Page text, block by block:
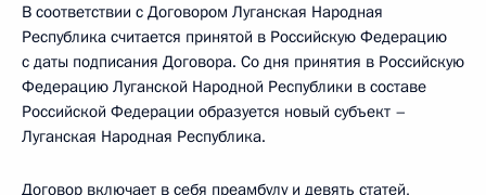
В соответствии с Договором Луганская Народная
Республика считается принятой в Российскую Федерацию
с даты подписания Договора. Со дня принятия в Российскую
Федерацию Луганской Народной Республики в составе
Российской Федерации образуется новый субъект –
Луганская Народная Республика.
Договор включает в себя преамбулу и девять статей,